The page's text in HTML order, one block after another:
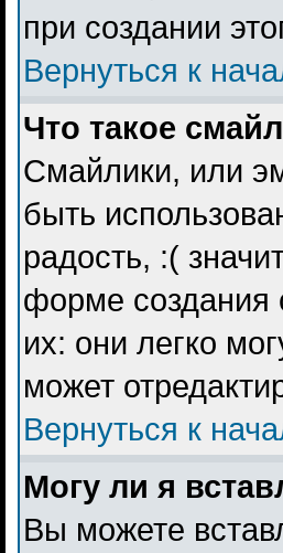
при создании
Вернуться к
Что такое
Смайлики, или
быть
радость, :(
форме создания
их: они легко
может
Вернуться к
Могу ли я
Вы можете